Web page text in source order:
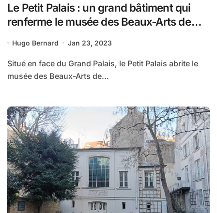
Le Petit Palais : un grand bâtiment qui
renferme le musée des Beaux-Arts de
Hugo Bernard Jan 23, 2023
Situé en face du Grand Palais, le Petit Palais abrite le
musée des Beaux-Arts de...